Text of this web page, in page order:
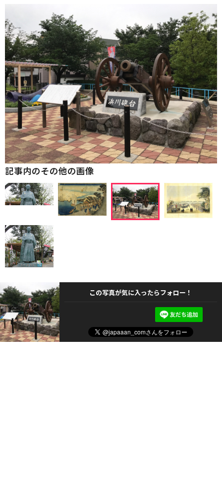
記事内のその他の画像
この写真が気に入ったらフォロー！